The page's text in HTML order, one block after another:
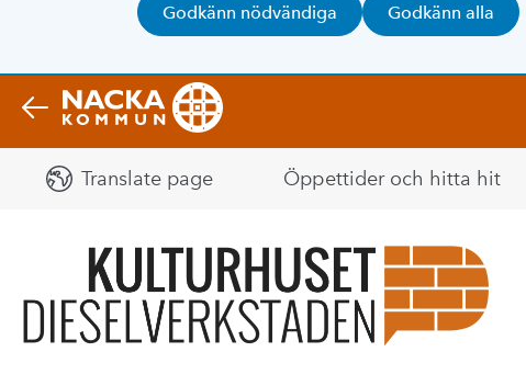
Godkänn nödvändiga Godkänn alla
Translate page Öppettider och hitta hit